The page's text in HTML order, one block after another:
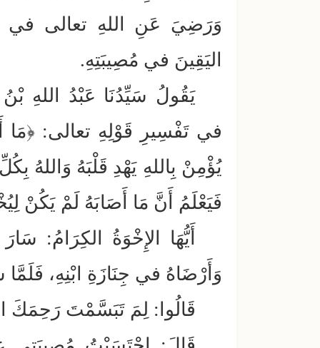
وَرَضِيَ عَنِ اللهِ تعالى في
اليَقِينَ في مُصِيبَتِهِ.
يَقُولُ سَيِّدُنَا عَبْدُ اللهِ
في تَفْسِيرِ قَوْلِهِ تعالى: ﴿مَا
يُؤْمِنْ بِاللهِ يَهْدِ قَلْبَهُ وَاللهُ
فَيَعْلَمُ أَنَّ مَا أَصَابَهُ لَمْ يَكُنْ
أَيُّهَا الإِخْوَةُ الكِرَامُ:
وَأَرْضَاهُ في جِنَازَةِ ابْنِهِ،
قَالُوا: لِمَ تَبَسَّمْتَ رَحِمَكَ